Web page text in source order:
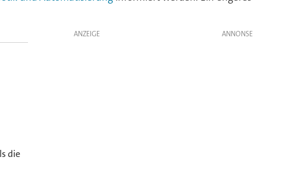
ANZEIGE
die